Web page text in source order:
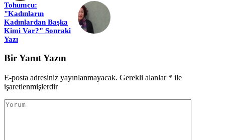
Tohumcu:
"Kadınların
Kadınlardan Başka
Kimi Var?" Sonraki
Yazı
Bir Yanıt Yazın
E-posta adresiniz yayınlanmayacak. Gerekli alanlar * ile
işaretlenmişlerdir